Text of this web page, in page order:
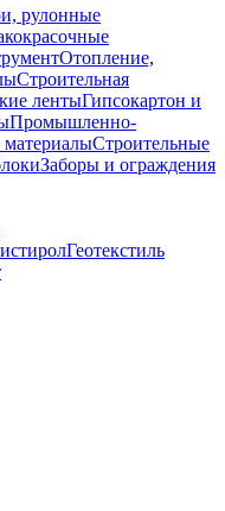
рулонные
Отопление,
Строительная
лентыГипсокартон и
Промышленно-
Строительные
Заборы и ограждения
Геотекстиль